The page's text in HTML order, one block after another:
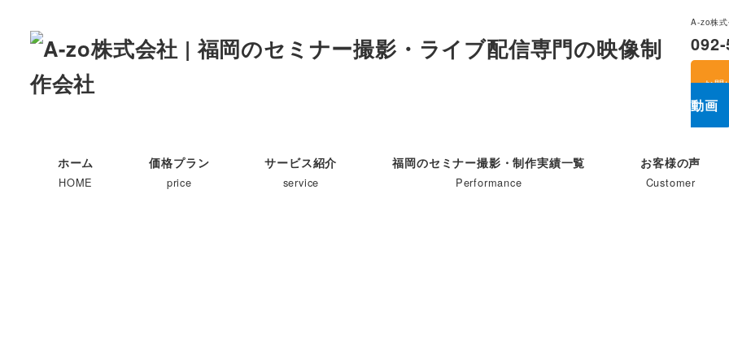
A-zo株
お問
動画
ホーム
HOME
価格プラン
price
サービス紹介
service
福岡のセミナー撮影・制作実績一覧
Performance
お客様の声
Customer